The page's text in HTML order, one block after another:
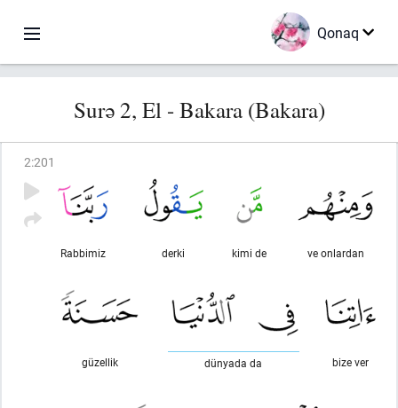
Qonaq
Surə 2, El - Bakara (Bakara)
2:201
ve onlardan
kimi de
derki
Rabbimiz
bize ver
dünyada da
güzellik